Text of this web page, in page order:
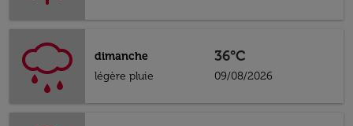
dimanche
légère pluie
36°C
09/08/2026